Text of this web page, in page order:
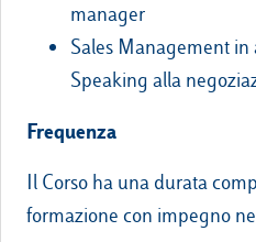
manager
Sales Management
Speaking alla
Frequenza
Il Corso ha una durata
formazione con impegno